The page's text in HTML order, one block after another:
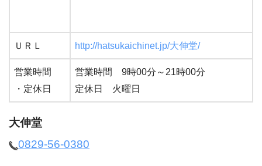
ＵＲＬ http://hatsukaichinet.jp/大伸堂/
営業時間
・定休日
営業時間 9時00分～21時00分
定休日 火曜日
大伸堂
0829-56-0380